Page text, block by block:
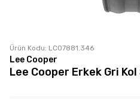
Ürün Kodu: LC07881.346
Lee Cooper
Lee Cooper Erkek Gri